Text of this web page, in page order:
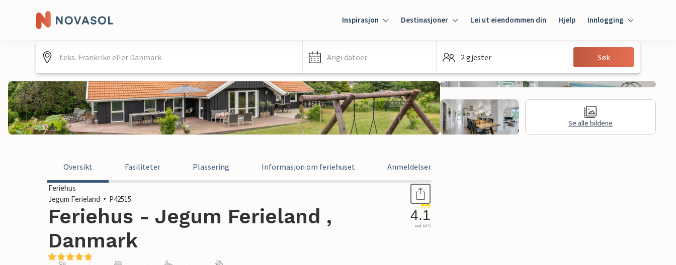
Inspirasjon Destinasjoner Lei ut eiendommen din Hjelp Innlogging
Innlogging
Gjest
Angi datoer 2 gjester Søk
Se alle bildene
Oversikt Fasiliteter Plassering Informasjon om feriehuset Anmeldelser
Feriehus
Jegum Ferieland
P42515
Feriehus - Jegum Ferieland ,
Danmark
4.1
out of 5